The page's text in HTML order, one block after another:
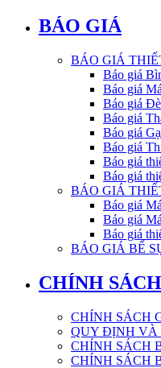
BÁO GIÁ
BÁO GIÁ
Báo giá
Báo giá
Báo giá
Báo giá
Báo giá
Báo giá
Báo giá
Báo giá
BÁO GIÁ
Báo giá
Báo giá
Báo giá
BÁO GIÁ BỂ
CHÍNH SÁCH
CHÍNH SÁCH
QUY ĐỊNH VÀ
CHÍNH SÁCH
CHÍNH SÁCH